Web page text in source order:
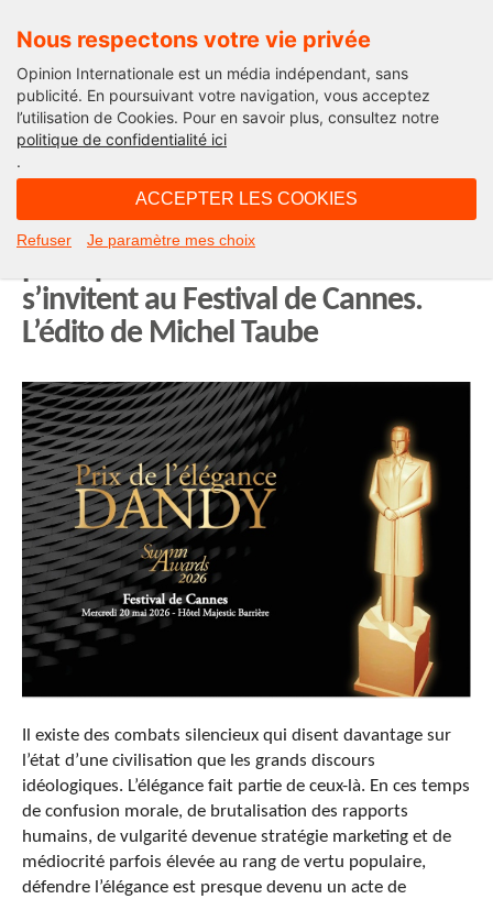
Nous respectons votre vie privée
Opinion Internationale est un média indépendant, sans
publicité. En poursuivant votre navigation, vous acceptez
l’utilisation de Cookies. Pour en savoir plus, consultez notre
politique de confidentialité ici
.
ACCEPTER LES COOKIES
Refuser Je paramètre mes choix
Edito
L’élégance est devenue un combat
s’invitent au Festival de Cannes.
L’édito de Michel Taube
Il existe des combats silencieux qui disent davantage sur
l’état d’une civilisation que les grands discours
idéologiques. L’élégance fait partie de ceux-là. En ces temps
de confusion morale, de brutalisation des rapports
humains, de vulgarité devenue stratégie marketing et de
médiocrité parfois élevée au rang de vertu populaire,
défendre l’élégance est presque devenu un acte de